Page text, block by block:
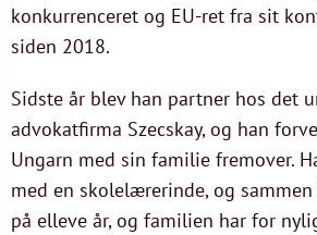
konkurrenceret og EU-ret fra sit
siden 2018.
Sidste år blev han partner hos det
advokatfirma Szecskay, og han
Ungarn med sin familie fremover.
med en skolelærerinde, og
på elleve år, og familien har for